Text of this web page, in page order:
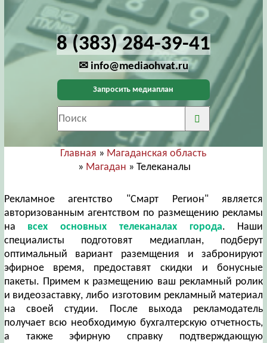
8 (383) 284-39-41
✉ info@mediaohvat.ru
Запросить медиаплан
Главная » Магаданская область
» Магадан » Телеканалы
Рекламное агентство "Смарт Регион" является
авторизованным агентством по размещению рекламы
на всех основных телеканалах города. Наши
специалисты подготовят медиаплан, подберут
оптимальный вариант раземщения и забронируют
эфирное время, предоставят скидки и бонусные
пакеты. Примем к размещению ваш рекламный ролик
и видеозаставку, либо изготовим рекламный материал
на своей студии. После выхода рекламодатель
получает всю необходимую бухгалтерскую отчетность,
а также эфирную справку подтверждающую